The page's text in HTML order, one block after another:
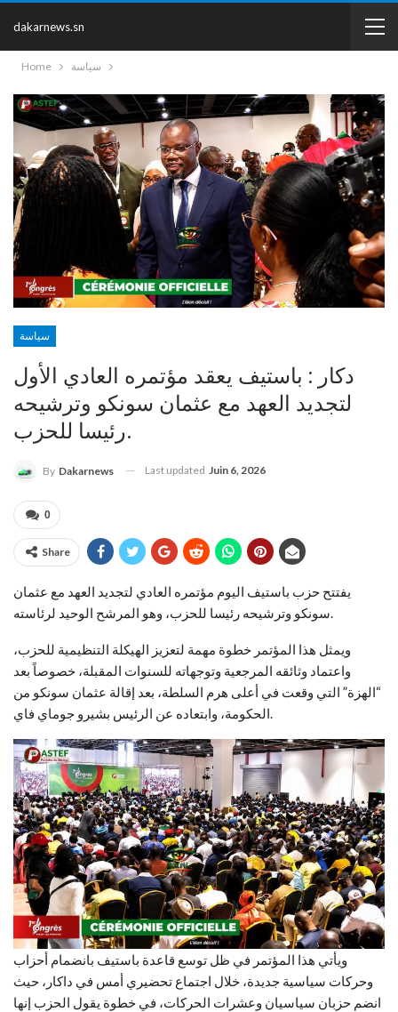
dakarnews.sn
Home سياسة
سياسة
دكار : باستيف يعقد مؤتمره العادي الأول
لتجديد العهد مع عثمان سونكو وترشيحه
رئيسا للحزب.
By Dakarnews Last updated Juin 6, 2026
0
Share
يفتتح حزب باستيف اليوم مؤتمره العادي لتجديد العهد مع عثمان
سونكو وترشيحه رئيسا للحزب، وهو المرشح الوحيد لرئاسته.
ويمثل هذا المؤتمر خطوة مهمة لتعزيز الهيكلة التنظيمية للحزب،
واعتماد وثائقه المرجعية وتوجهاته للسنوات المقبلة، خصوصاً بعد
“الهزة” التي وقعت في أعلى هرم السلطة، بعد إقالة عثمان سونكو من
الحكومة، وابتعاده عن الرئيس بشيرو جوماي فاي.
ويأتي هذا المؤتمر في ظل توسع قاعدة باستيف بانضمام أحزاب
وحركات سياسية جديدة، خلال اجتماع تحضيري أمس في داكار، حيث
انضم حزبان سياسيان وعشرات الحركات، في خطوة يقول الحزب إنها